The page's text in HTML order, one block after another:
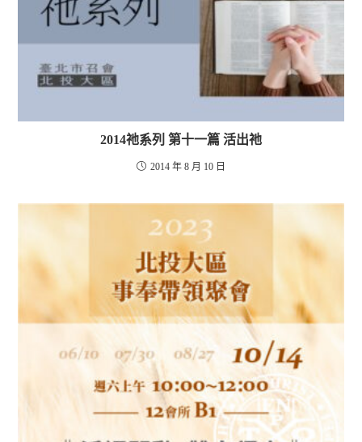
2014祂系列 第十一篇 活出祂
2014 年 8 月 10 日